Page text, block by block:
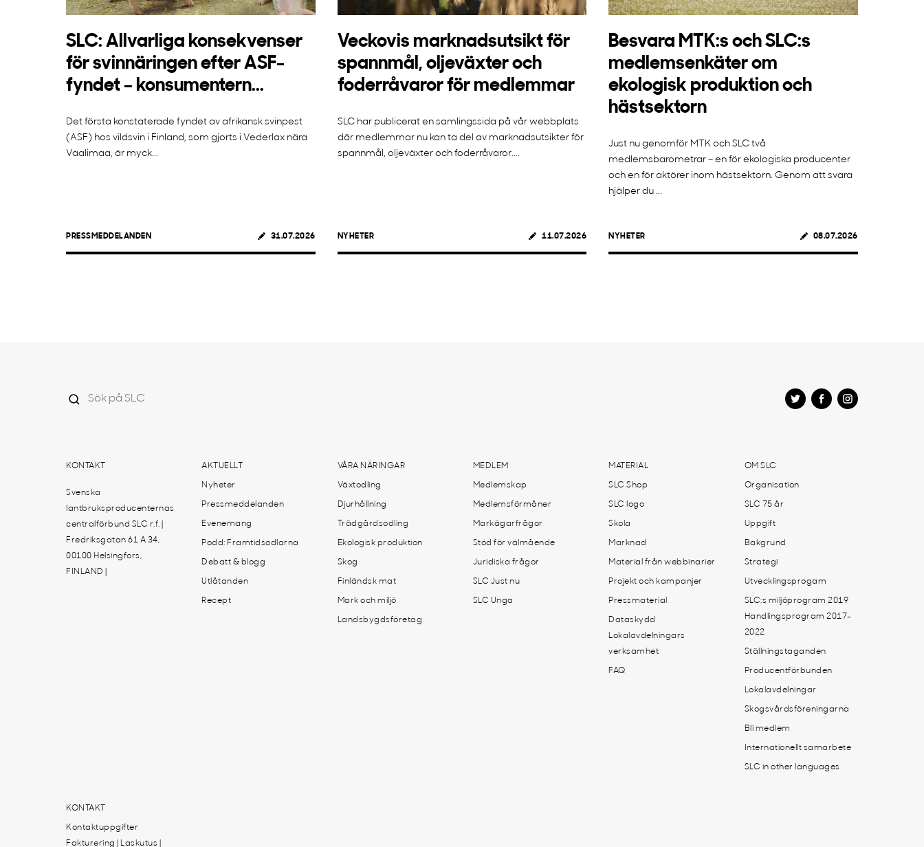
SLC: Allvarliga konsekvenser
för svinnäringen efter ASF-
fyndet – konsumentern...
Det första konstaterade fyndet av afrikansk svinpest
(ASF) hos vildsvin i Finland, som gjorts i Vederlax nära
Vaalimaa, är myck...
PRESSMEDDELANDEN 31.07.2026
Veckovis marknadsutsikt för
spannmål, oljeväxter och
foderråvaror för medlemmar
SLC har publicerat en samlingssida på vår webbplats
där medlemmar nu kan ta del av marknadsutsikter för
spannmål, oljeväxter och foderråvaror....
NYHETER 11.07.2026
Besvara MTK:s och SLC:s
medlemsenkäter om
ekologisk produktion och
hästsektorn
Just nu genomför MTK och SLC två
medlemsbarometrar – en för ekologiska producenter
och en för aktörer inom hästsektorn. Genom att svara
hjälper du ...
NYHETER 08.07.2026
KONTAKT
Svenska
lantbruksproducenternas
centralförbund SLC r.f. |
Fredriksgatan 61 A 34,
00100 Helsingfors,
FINLAND |
AKTUELLT
Nyheter
Pressmeddelanden
Evenemang
Podd: Framtidsodlarna
Debatt & blogg
Utlåtanden
Recept
VÅRA NÄRINGAR
Växtodling
Djurhållning
Trädgårdsodling
Ekologisk produktion
Skog
Finländsk mat
Mark och miljö
Landsbygdsföretag
MEDLEM
Medlemskap
Medlemsförmåner
Markägarfrågor
Stöd för välmående
Juridiska frågor
SLC Just nu
SLC Unga
MATERIAL
SLC Shop
SLC logo
Skola
Marknad
Material från webbinarier
Projekt och kampanjer
Pressmaterial
Dataskydd
Lokalavdelningars
verksamhet
FAQ
OM SLC
Organisation
SLC 75 år
Uppgift
Bakgrund
Strategi
Utvecklingsprogam
SLC:s miljöprogram 2019
Handlingsprogram 2017-
2022
Ställningstaganden
Producentförbunden
Lokalavdelningar
Skogsvårdsföreningarna
Bli medlem
Internationellt samarbete
SLC in other languages
KONTAKT
Kontaktuppgifter
Fakturering | Laskutus |